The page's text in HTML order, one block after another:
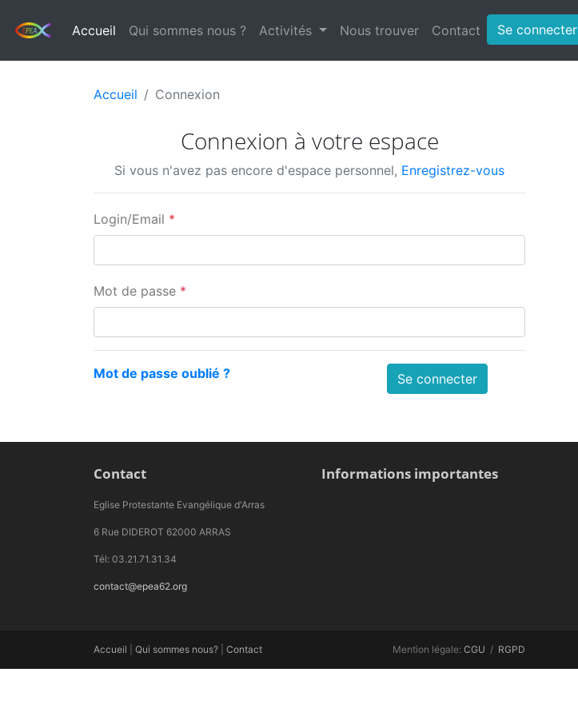
Accueil Qui sommes nous ? Activités Nous trouver Contact Se connecter
Accueil Connexion
Connexion à votre espace
Si vous n'avez pas encore d'espace personnel, Enregistrez-vous
Login/Email *
Mot de passe *
Mot de passe oublié ? Se connecter
Contact
Eglise Protestante Evangélique d'Arras
6 Rue DIDEROT 62000 ARRAS
Tél: 03.21.71.31.34
contact@epea62.org
Informations importantes
Accueil Qui sommes nous? Contact Mention légale: CGU / RGPD